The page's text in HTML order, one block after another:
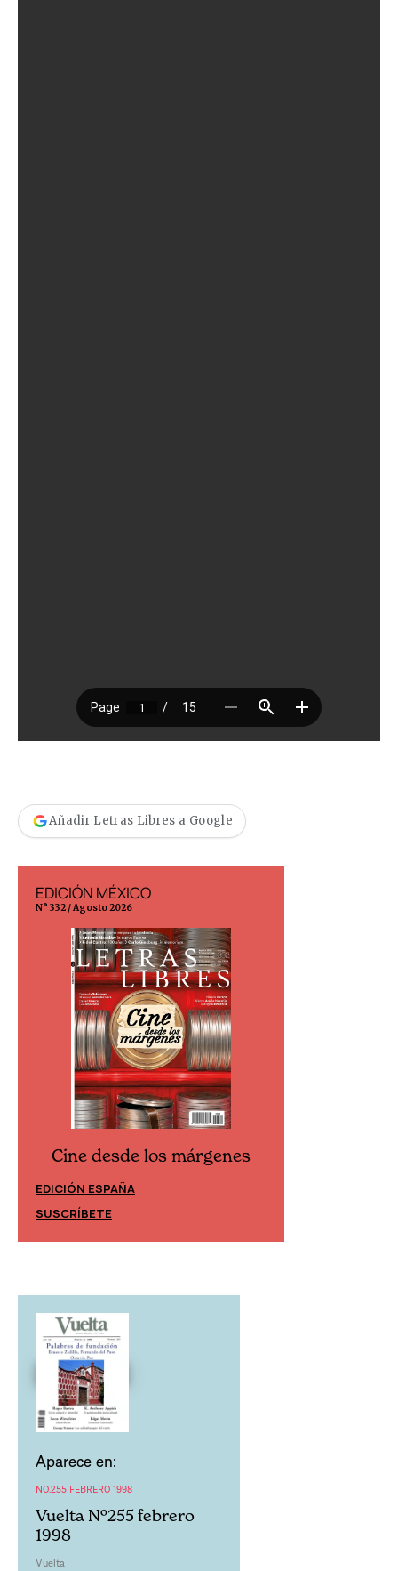
Añadir Letras Libres a Google
EDICIÓN MÉXICO
N° 332 / Agosto 2026
Cine desde los márgenes
EDICIÓN ESPAÑA
SUSCRÍBETE
Aparece en:
NO.255 FEBRERO 1998
Vuelta Nº255 febrero
1998
Vuelta